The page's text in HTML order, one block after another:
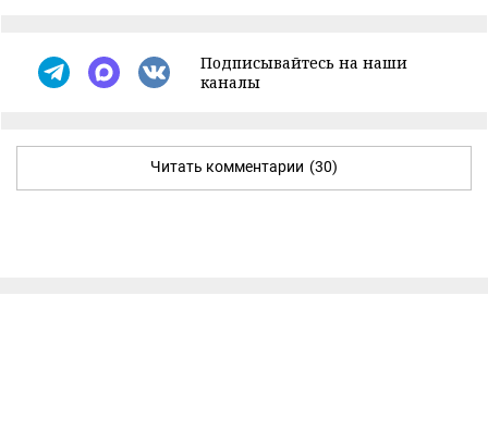
Подписывайтесь на наши
каналы
Читать комментарии (30)